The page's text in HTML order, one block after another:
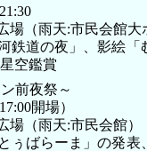
（雨天:市民会館大
鉄道の夜」、影絵「
空鑑賞
前夜祭～
開場）
（雨天:市民会館）
ぅばらーま」の発表